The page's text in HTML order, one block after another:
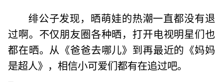
绯公子发现，晒萌娃的热潮一直都没有退
过啊。不仅朋友圈各种晒，打开电视明星们也
都在晒。从《爸爸去哪儿》到再最近的《妈妈
是超人》，相信小可爱们都有在追过吧。